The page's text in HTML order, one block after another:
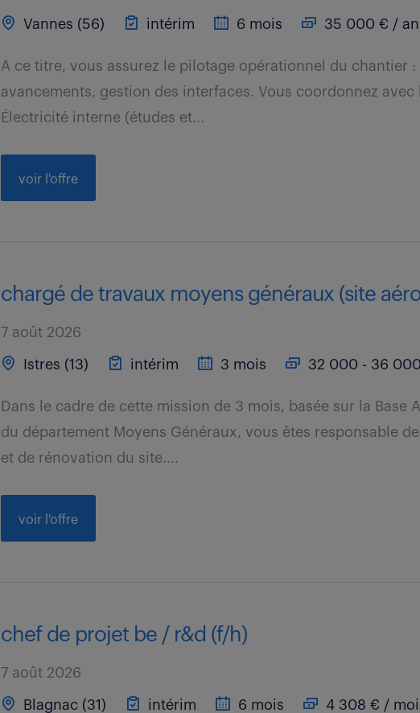
Vannes (56) intérim 6 mois 35 000 € / an
A ce titre, vous assurez le pilotage opérationnel du chantier
avancements, gestion des interfaces. Vous coordonnez avec
Électricité interne (études et...
voir l'offre
chargé de travaux moyens généraux (site
7 août 2026
Istres (13) intérim 3 mois 32 000 - 36
Dans le cadre de cette mission de 3 mois, basée sur la Base
du département Moyens Généraux, vous êtes responsable
et de rénovation du site....
voir l'offre
chef de projet be / r&d (f/h)
7 août 2026
Blagnac (31) intérim 6 mois 4 308 € /